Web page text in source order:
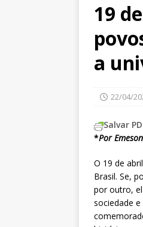
19
a
22/04/
Salvar
*Por
O 19 de
Brasil. Se,
por outro,
sociedade